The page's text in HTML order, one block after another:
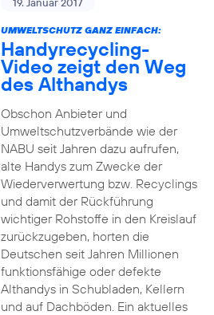
UMWELTSCHUTZ GANZ EINFACH:
Handyrecycling-
Video zeigt den Weg
des Althandys
Obschon Anbieter und
Umweltschutzverbände wie der
NABU seit Jahren dazu aufrufen,
alte Handys zum Zwecke der
Wiederverwertung bzw. Recyclings
und damit der Rückführung
wichtiger Rohstoffe in den Kreislauf
zurückzugeben, horten die
Deutschen seit Jahren Millionen
funktionsfähige oder defekte
Althandys in Schubladen, Kellern
und auf Dachböden. Ein aktuelles